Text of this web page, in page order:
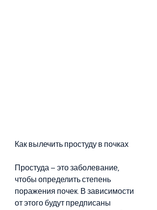
Как вылечить простуду в почках
Простуда – это заболевание,
чтобы определить степень
поражения почек. В зависимости
от этого будут предписаны